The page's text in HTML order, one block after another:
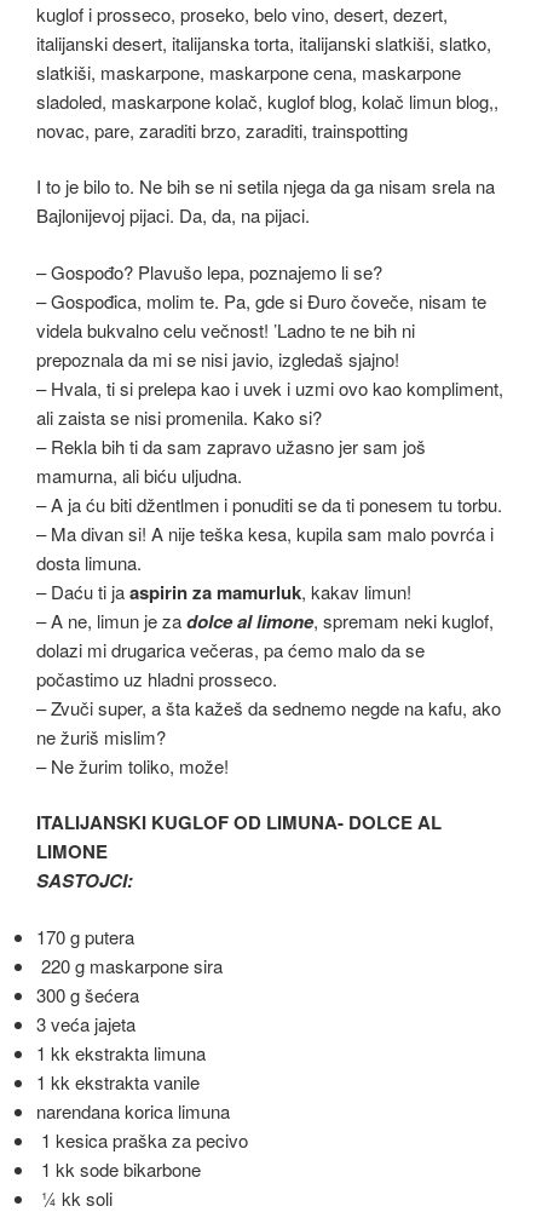
I to je bilo to. Ne bih se ni setila njega da ga nisam srela na
Bajlonijevoj pijaci. Da, da, na pijaci.
– Gospođo? Plavušo lepa, poznajemo li se?
– Gospođica, molim te. Pa, gde si Đuro čoveče, nisam te
videla bukvalno celu večnost! ’Ladno te ne bih ni
prepoznala da mi se nisi javio, izgledaš sjajno!
– Hvala, ti si prelepa kao i uvek i uzmi ovo kao kompliment,
ali zaista se nisi promenila. Kako si?
– Rekla bih ti da sam zapravo užasno jer sam još
mamurna, ali biću uljudna.
– A ja ću biti džentlmen i ponuditi se da ti ponesem tu torbu.
– Ma divan si! A nije teška kesa, kupila sam malo povrća i
dosta limuna.
– Daću ti jaaspirin za mamurluk, kakav limun!
– A ne, limun je zadolce al limone, spremam neki kuglof,
dolazi mi drugarica večeras, pa ćemo malo da se
počastimo uz hladni prosseco.
– Zvuči super, a šta kažeš da sednemo negde na kafu, ako
ne žuriš mislim?
– Ne žurim toliko, može!
ITALIJANSKI KUGLOF OD LIMUNA- DOLCE AL
LIMONE
SASTOJCI:
170 g putera
220 g maskarpone sira
300 g šećera
3 veća jajeta
1 kk ekstrakta limuna
1 kk ekstrakta vanile
narendana korica limuna
1 kesica praška za pecivo
1 kk sode bikarbone
¼ kk soli